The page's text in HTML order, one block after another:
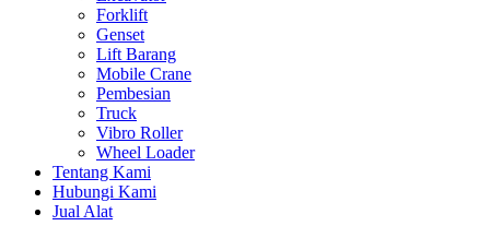
Forklift
Genset
Lift Barang
Mobile Crane
Pembesian
Truck
Vibro Roller
Wheel Loader
Tentang Kami
Hubungi Kami
Jual Alat